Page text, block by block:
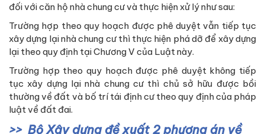
đối với căn hộ nhà chung cư và thực hiện xử lý như sau:
Trường hợp theo quy hoạch được phê duyệt vẫn tiếp tục
xây dựng lại nhà chung cư thì thực hiện phá dỡ để xây dựng
lại theo quy định tại Chương V của Luật này.
Trường hợp theo quy hoạch được phê duyệt không tiếp
tục xây dựng lại nhà chung cư thì chủ sở hữu được bồi
thường về đất và bố trí tái định cư theo quy định của pháp
luật về đất đai.
Bộ Xây dựng đề xuất 2 phương án về